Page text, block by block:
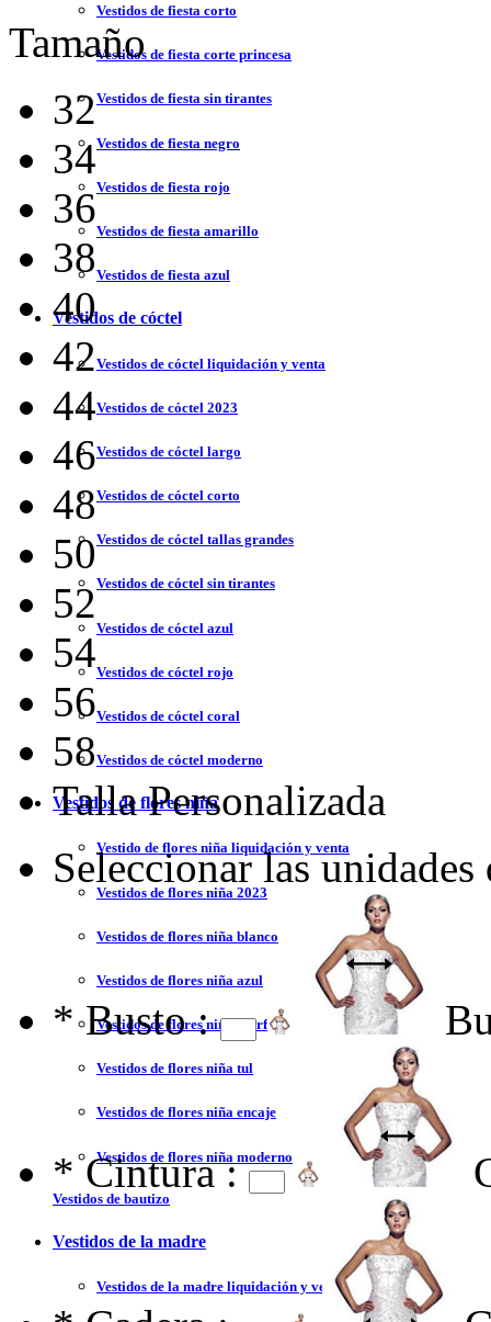
Vestidos de fiesta corto
Vestidos de fiesta corte princesa
Vestidos de fiesta sin tirantes
Vestidos de fiesta negro
Vestidos de fiesta rojo
Vestidos de fiesta amarillo
Vestidos de fiesta azul
Vestidos de cóctel
Vestidos de cóctel liquidación y venta
Vestidos de cóctel 2023
Vestidos de cóctel largo
Vestidos de cóctel corto
Vestidos de cóctel tallas grandes
Vestidos de cóctel sin tirantes
Vestidos de cóctel azul
Vestidos de cóctel rojo
Vestidos de cóctel coral
Vestidos de cóctel moderno
Vestidos de flores niña
Vestido de flores niña liquidación y venta
Vestidos de flores niña 2023
Vestidos de flores niña blanco
Vestidos de flores niña azul
Vestidos de flores niña marfil
Vestidos de flores niña tul
Vestidos de flores niña encaje
Vestidos de flores niña moderno
Vestidos de bautizo
Vestidos de la madre
Vestidos de la madre liquidación y venta
Tamaño
32
34
36
38
40
42
44
46
48
50
52
54
56
58
Talla Personalizada
Seleccionar las
* Busto :
* Cintura :